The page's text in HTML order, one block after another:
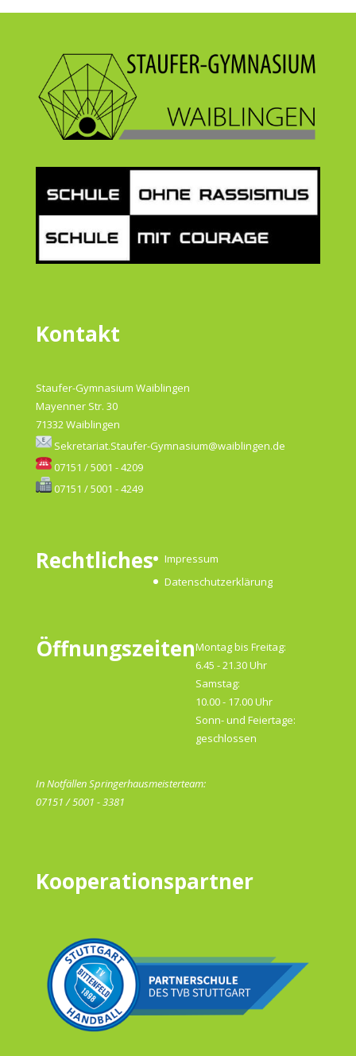
Kontakt
Staufer-Gymnasium Waiblingen
Mayenner Str. 30
71332 Waiblingen
Sekretariat.Staufer-Gymnasium@waiblingen.de
07151 / 5001 - 4209
07151 / 5001 - 4249
Rechtliches
Impressum
Datenschutzerklärung
ÖffnungszeitenMontag bis Freitag:
6.45 - 21.30 Uhr
Samstag:
10.00 - 17.00 Uhr
Sonn- und Feiertage:
geschlossen
In Notfällen Springerhausmeisterteam:
07151 / 5001 - 3381
Kooperationspartner